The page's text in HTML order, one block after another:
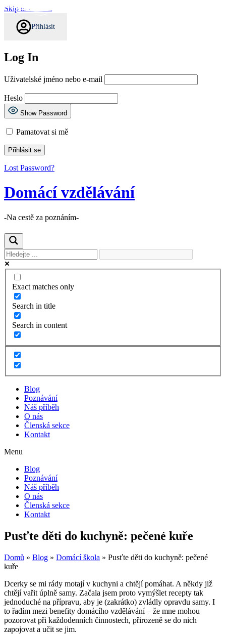
Skip to content
Přihlásit
Log In
Uživatelské jméno nebo e-mail
Heslo
Show Password
Pamatovat si mě
Lost Password?
Domácí vzdělávání
-Na cestě za poznáním-
Exact matches only
Search in title
Search in content
Blog
Poznávání
Náš příběh
O nás
Členská sekce
Kontakt
Menu
Blog
Poznávání
Náš příběh
O nás
Členská sekce
Kontakt
Pusťte děti do kuchyně: pečené kuře
Domů » Blog » Domácí škola » Pusťte děti do kuchyně: pečené
kuře
Dcerky se mi rády motají v kuchyni a chtějí pomáhat. A někdy již
chtějí vařit úplně samy. Začala jsem proto vymýšlet recepty tak
jednoduché na přípravu, aby je (zakrátko) zvládly opravdu samy. I
to řadím mezi benefity domácího vzdělávání – že mne mohou
pozorovat při každodenních činnostech, přirozeně se do nich
zapojovat a učit se jim.